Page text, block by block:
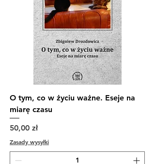
O tym, co w życiu ważne. Eseje na
miarę czasu
Cena
50,00 zł
Zasady wysyłki